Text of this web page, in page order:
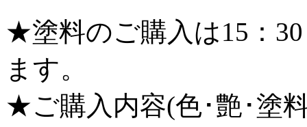
★塗料のご購入は15：
ます。
★ご購入内容(色･艶･塗